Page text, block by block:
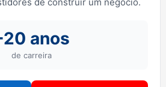
de construir um negócio.
anos
de carreira